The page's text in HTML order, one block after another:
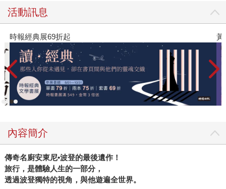
活動訊息
時報經典展69折起 黃
內容簡介
傳奇名廚安東尼•波登的最後遺作！
旅行，是體驗人生的一部分，
透過波登獨特的視角，與他遊遍全世界。